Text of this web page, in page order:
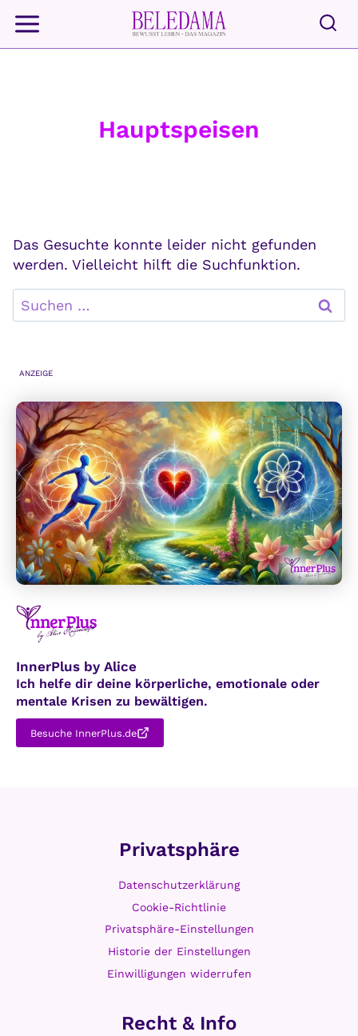
Inhalt
springen
Hauptspeisen
Das Gesuchte konnte leider nicht gefunden
werden. Vielleicht hilft die Suchfunktion.
Suchen
nach:
ANZEIGE
InnerPlus by Alice
Ich helfe dir deine körperliche, emotionale oder
mentale Krisen zu bewältigen.
Besuche InnerPlus.de
Recht & Info
Privatsphäre
Datenschutzerklärung
Cookie-Richtlinie
Privatsphäre-Einstellungen
Historie der Einstellungen
Einwilligungen widerrufen